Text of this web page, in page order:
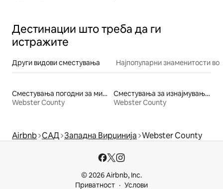
Дестинации што треба да ги
истражите
Други видови сместувања Најпопуларни знаменитости во
Сместувања погодни за миленичиња
Webster County
Сместувања за изнајмување погодни за семејства
Webster County
Airbnb САД Западна Вирџинија Webster County
© 2026 Airbnb, Inc.
Приватност
Услови